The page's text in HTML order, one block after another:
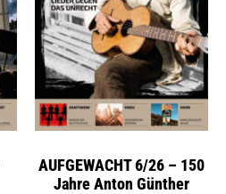
AUFGEWACHT 6/26 – 150
Jahre Anton Günther